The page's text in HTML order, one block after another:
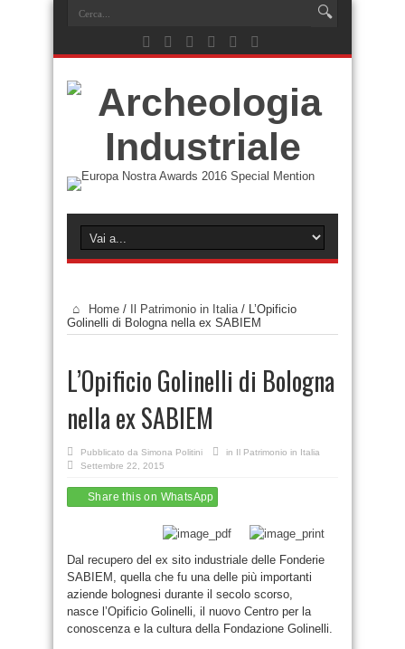
Home / Il Patrimonio in Italia / L’Opificio
Golinelli di Bologna nella ex SABIEM
L’Opificio Golinelli di Bologna
nella ex SABIEM
Pubblicato da Simona Politini in Il Patrimonio in Italia
Settembre 22, 2015
Share this on WhatsApp
Dal recupero del ex sito industriale delle Fonderie
SABIEM, quella che fu una delle più importanti
aziende bolognesi durante il secolo scorso,
nasce l’Opificio Golinelli, il nuovo Centro per la
conoscenza e la cultura della Fondazione Golinelli.